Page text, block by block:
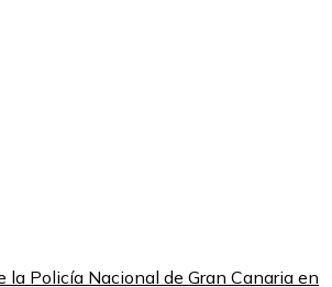
la Policía Nacional de Gran Canaria en